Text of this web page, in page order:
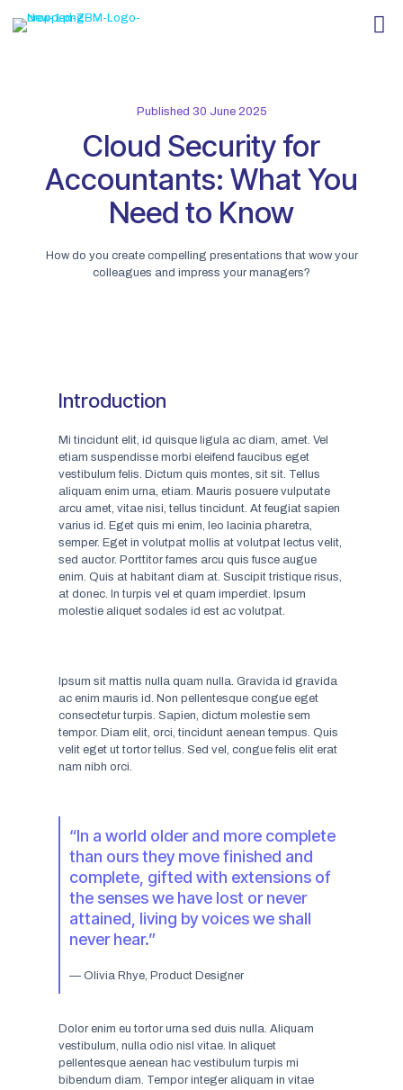
Published 30 June 2025
Cloud Security for
Accountants: What You
Need to Know
How do you create compelling presentations that wow your
colleagues and impress your managers?
Introduction
Mi tincidunt elit, id quisque ligula ac diam, amet. Vel
etiam suspendisse morbi eleifend faucibus eget
vestibulum felis. Dictum quis montes, sit sit. Tellus
aliquam enim urna, etiam. Mauris posuere vulputate
arcu amet, vitae nisi, tellus tincidunt. At feugiat sapien
varius id. Eget quis mi enim, leo lacinia pharetra,
semper. Eget in volutpat mollis at volutpat lectus velit,
sed auctor. Porttitor fames arcu quis fusce augue
enim. Quis at habitant diam at. Suscipit tristique risus,
at donec. In turpis vel et quam imperdiet. Ipsum
molestie aliquet sodales id est ac volutpat.
Ipsum sit mattis nulla quam nulla. Gravida id gravida
ac enim mauris id. Non pellentesque congue eget
consectetur turpis. Sapien, dictum molestie sem
tempor. Diam elit, orci, tincidunt aenean tempus. Quis
velit eget ut tortor tellus. Sed vel, congue felis elit erat
nam nibh orci.
“In a world older and more complete
than ours they move finished and
complete, gifted with extensions of
the senses we have lost or never
attained, living by voices we shall
never hear.”
— Olivia Rhye, Product Designer
Dolor enim eu tortor urna sed duis nulla. Aliquam
vestibulum, nulla odio nisl vitae. In aliquet
pellentesque aenean hac vestibulum turpis mi
bibendum diam. Tempor integer aliquam in vitae